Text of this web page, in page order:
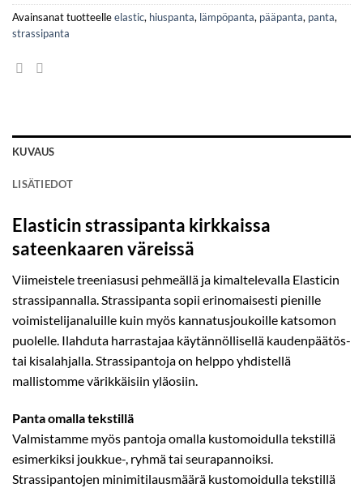
Avainsanat tuotteelleelastic, hiuspanta, lämpöpanta, pääpanta, panta,
strassipanta
KUVAUS
LISÄTIEDOT
Elasticin strassipanta kirkkaissa
sateenkaaren väreissä
Viimeistele treeniasusi pehmeällä ja kimaltelevalla Elasticin
strassipannalla. Strassipanta sopii erinomaisesti pienille
voimistelijanaluille kuin myös kannatusjoukoille katsomon
puolelle. Ilahduta harrastajaa käytännöllisellä kaudenpäätös-
tai kisalahjalla. Strassipantoja on helppo yhdistellä
mallistomme värikkäisiin yläosiin.
Panta omalla tekstillä
Valmistamme myös pantoja omalla kustomoidulla tekstillä
esimerkiksi joukkue-, ryhmä tai seurapannoiksi.
Strassipantojen minimitilausmäärä kustomoidulla tekstillä